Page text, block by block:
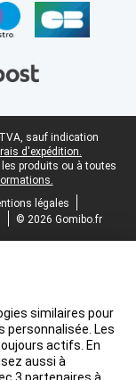
sauf indication
d'expédition.
produits ou à toutes
légales
© 2026 Gomibo.fr
similaires pour
personnalisée. Les
actifs. En
aussi à